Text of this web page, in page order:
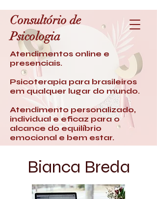
Consultório de
Psicologia
Atendimentos online e
presenciais.
Psicoterapia para brasileiros
em qualquer lugar do mundo.
Atendimento personalizado,
individual e eficaz para o
alcance do equilíbrio
emocional e bem estar.
Bianca Breda